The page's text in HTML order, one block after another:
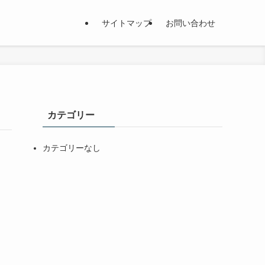
サイトマップ お問い合わせ
カテゴリー
カテゴリーなし